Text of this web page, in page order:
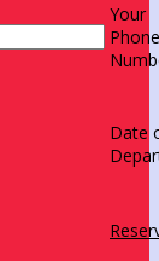
Your
Phone
Date